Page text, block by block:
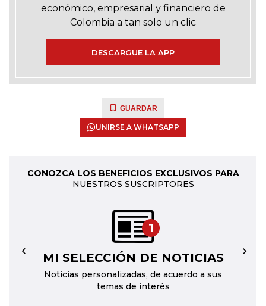
económico, empresarial y financiero de
Colombia a tan solo un clic
DESCARGUE LA APP
GUARDAR
UNIRSE A WHATSAPP
CONOZCA LOS BENEFICIOS EXCLUSIVOS PARA
NUESTROS SUSCRIPTORES
1
MI SELECCIÓN DE NOTICIAS
Noticias personalizadas, de acuerdo a sus
temas de interés
← →